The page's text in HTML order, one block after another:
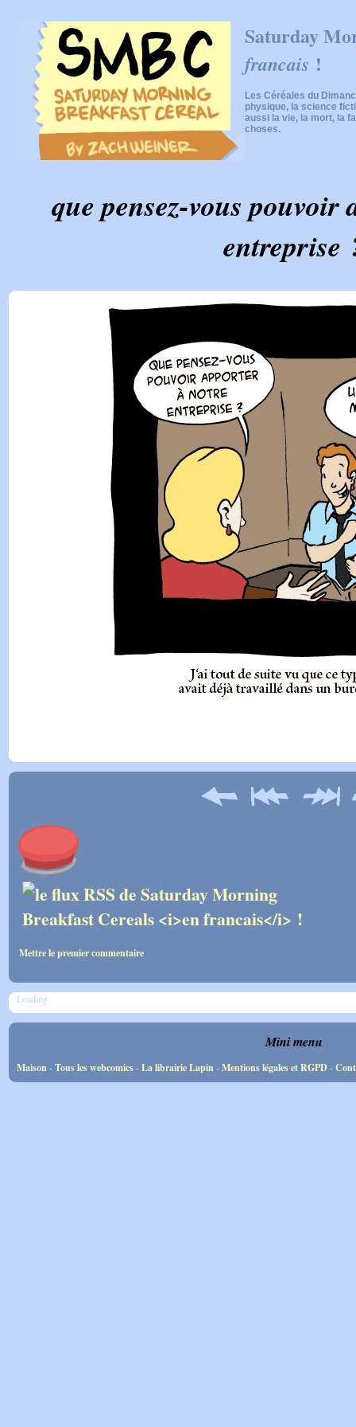
Saturday
francais !
Les Céréales du
physique, la science
aussi la vie, la mort, la
choses.
que pensez-vous pouvoir
entreprise
Mettre le premier commentaire
Loading
Mini menu
Maison-Tous les webcomics-La librairie Lapin-Mentions légales et RGPD-